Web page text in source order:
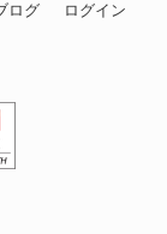
ログ ログイン